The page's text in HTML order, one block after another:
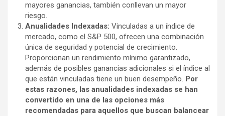
mayores ganancias, también conllevan un mayor
riesgo.
Anualidades Indexadas: Vinculadas a un índice de
mercado, como el S&P 500, ofrecen una combinación
única de seguridad y potencial de crecimiento.
Proporcionan un rendimiento mínimo garantizado,
además de posibles ganancias adicionales si el índice al
que están vinculadas tiene un buen desempeño. Por
estas razones, las anualidades indexadas se han
convertido en una de las opciones más
recomendadas para aquellos que buscan balancear